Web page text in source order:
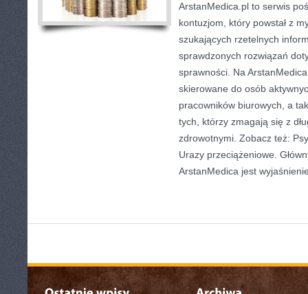
ArstanMedica.pl to serwis
kontuzjom, który powstał z
szukających rzetelnych
sprawdzonych rozwiązań
sprawności. Na
skierowane do osób
pracowników biurowych, a
tych, którzy zmagają się z
zdrowotnymi. Zobacz też:
Urazy przeciążeniowe.
ArstanMedica jest